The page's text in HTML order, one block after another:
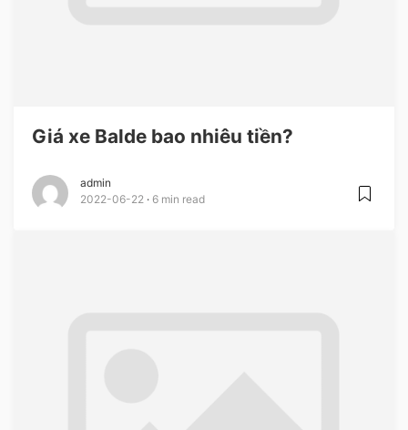
Giá xe Balde bao nhiêu tiền?
admin
2022-06-22
6 min read